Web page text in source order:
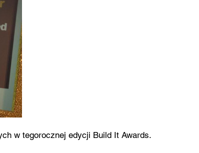
w tegorocznej edycji Build It Awards.
danych osobowych
który skontaktuje się ze
z obowiązującym prawem